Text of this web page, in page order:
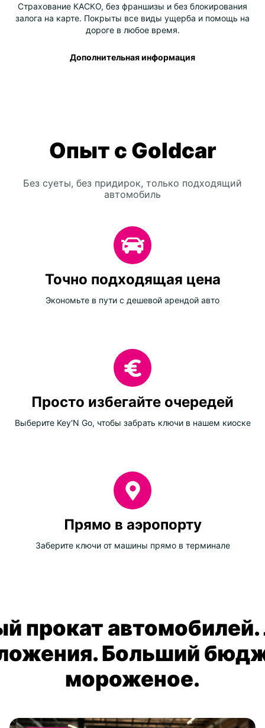
Страхование КАСКО, без франшизы и без блокирования
залога на карте. Покрыты все виды ущерба и помощь на
дороге в любое время.
Дополнительная информация
Опыт с Goldcar
Без суеты, без придирок, только подходящий
автомобиль
Точно подходящая цена
Экономьте в пути с дешевой арендой авто
Просто избегайте очередей
Выберите Key'N Go, чтобы забрать ключи в нашем киоске
Прямо в аэропорту
Заберите ключи от машины прямо в терминале
прокат
Больший
мороженое.